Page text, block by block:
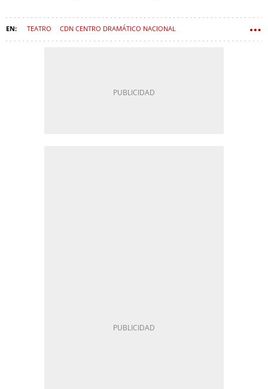
TEATRO CDN CENTRO DRAMÁTICO NACIONAL